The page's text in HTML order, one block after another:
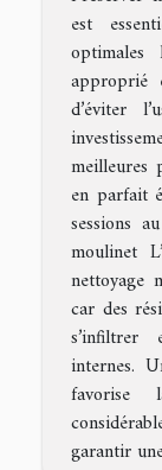
est
approprié
d’éviter
meilleures
en parfait
sessions
moulinet
nettoyage
car des
s’infiltrer
internes.
favorise
garantir